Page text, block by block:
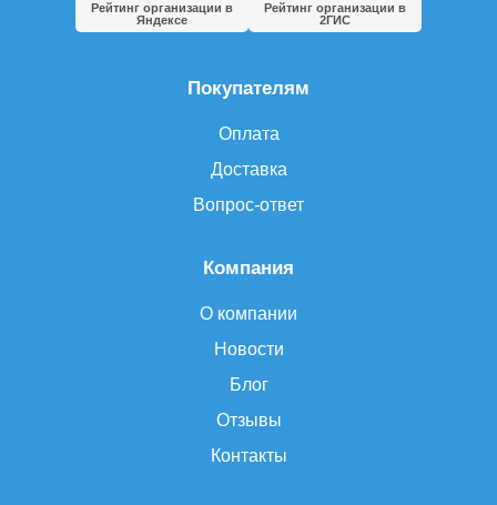
Компания
О компании
Новости
Блог
Отзывы
Контакты
Покупателям
Оплата
Доставка
Вопрос-ответ
Рейтинг организации в
Яндексе
Рейтинг организации в
2ГИС